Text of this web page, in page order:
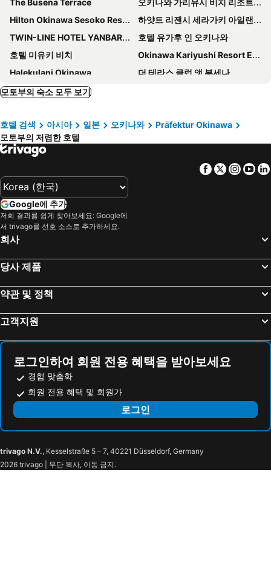
The Busena Terrace
오키나와 가리유시 비치 리조트 오션 스파
Hilton Okinawa Sesoko Resort
하얏트 리젠시 세라가키 아일랜드 오키나와
TWIN-LINE HOTEL YANBARU OKINAWA JAPAN
호텔 유가후 인 오키나와
호텔 미유키 비치
Okinawa Kariyushi Resort EXES Onna
Halekulani Okinawa
더 테라스 클럽 앳 부세나
Green Rich Hotel Okinawa Nago
Royal View Hotel Churaumi
Marea Resort Motobu
호시 노 테라스 모토부 야마자토
Lieta Nakayama
온 더 비치 루이
Kariyushi LCH. Resort
Phoenix Park Hotel
위스티리어 콘도미니엄 리조트
Low Cost Resort Manza Beach
Hotel Peace Island Nago
POOL VILLA KOURIJIMA by COLDIO
더 아타 테라스 클럽 타워스
The Pool & Sauna Villa MOTOBU
Kanehide Kise Beach Palace
パークサイドモリ
리조트 호텔 부에나 비스타 나키진
Beach Resorts Hotel Kalakaua
Motobu Green Park Hotel
Guest House Isa
콘도미니엄 호텔 알마 리조트
모토부의 숙소 모두 보기
호텔 검색 아시아 일본 오키나와
Präfektur Okinawa
모토부의 저렴한 호텔
Facebook
Twitter
Google에 추가
저희 결과를 쉽게 찾아보세요: Google에
서 trivago를 선호 소스로 추가하세요.
회사
당사 제품
약관 및 정책
고객지원
로그인하여 회원 전용 혜택을 받아보세요
경험 맞춤화
회원 전용 혜택 및 회원가
로그인
trivago N.V., Kesselstraße 5 – 7, 40221 Düsseldorf, Germany
2026 trivago | 무단 복사, 이동 금지.